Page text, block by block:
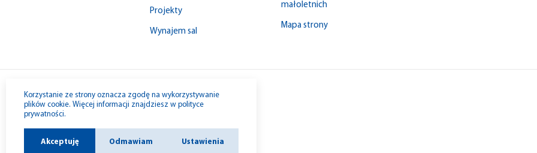
Korzystanie ze strony oznacza zgodę na wykorzystywanie
plików cookie. Więcej informacji znajdziesz w polityce
prywatności.
Akceptuję Odmawiam Ustawienia
Projekty
Wynajem sal
małoletnich
Mapa strony
© 1992-2026 W-M ZDZ